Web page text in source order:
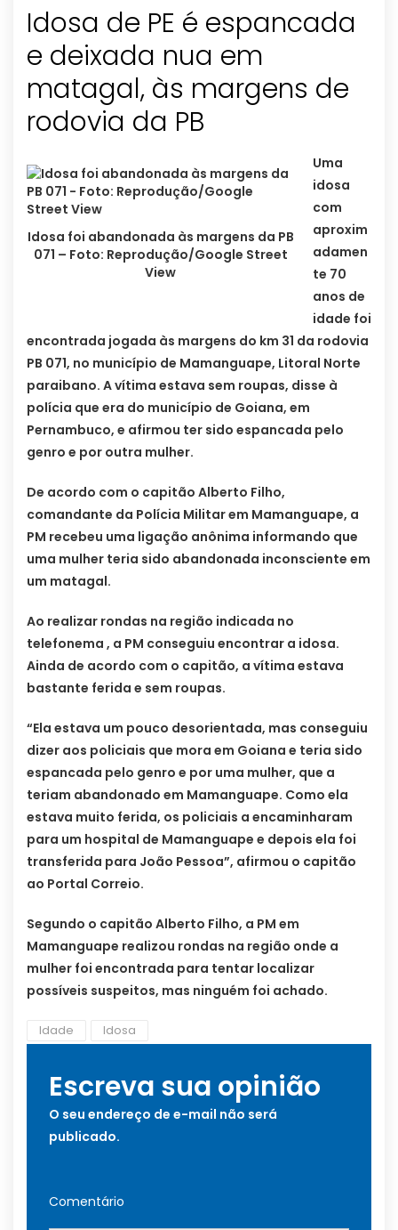
Idosa de PE é espancada
e deixada nua em
matagal, às margens de
rodovia da PB
Idosa foi abandonada às margens da PB
071 – Foto: Reprodução/Google Street
View
Uma
idosa
com
aproxim
adamen
te 70
anos de
idade foi
encontrada jogada às margens do km 31 da rodovia
PB 071, no município de Mamanguape, Litoral Norte
paraibano. A vítima estava sem roupas, disse à
polícia que era do município de Goiana, em
Pernambuco, e afirmou ter sido espancada pelo
genro e por outra mulher.
De acordo com o capitão Alberto Filho,
comandante da Polícia Militar em Mamanguape, a
PM recebeu uma ligação anônima informando que
uma mulher teria sido abandonada inconsciente em
um matagal.
Ao realizar rondas na região indicada no
telefonema , a PM conseguiu encontrar a idosa.
Ainda de acordo com o capitão, a vítima estava
bastante ferida e sem roupas.
“Ela estava um pouco desorientada, mas conseguiu
dizer aos policiais que mora em Goiana e teria sido
espancada pelo genro e por uma mulher, que a
teriam abandonado em Mamanguape. Como ela
estava muito ferida, os policiais a encaminharam
para um hospital de Mamanguape e depois ela foi
transferida para João Pessoa”, afirmou o capitão
ao Portal Correio.
Segundo o capitão Alberto Filho, a PM em
Mamanguape realizou rondas na região onde a
mulher foi encontrada para tentar localizar
possíveis suspeitos, mas ninguém foi achado.
Idade Idosa
Escreva sua opinião
O seu endereço de e-mail não será
publicado.
Comentário